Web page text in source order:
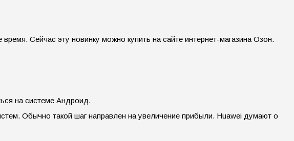
Сейчас эту новинку можно купить на сайте интернет-магазина Озон.
на системе Андроид.
Обычно такой шаг направлен на увеличение прибыли. Huawei думают о